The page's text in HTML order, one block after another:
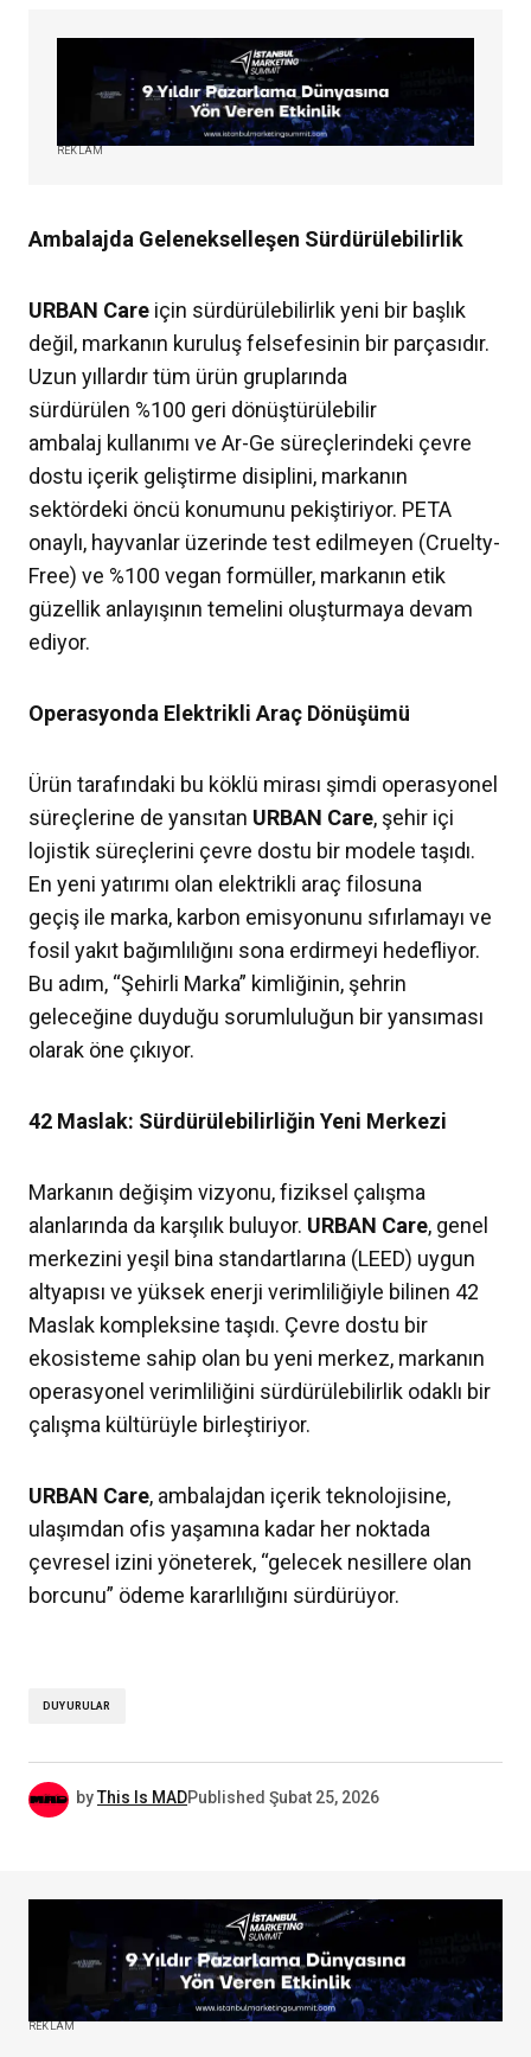
REKLAM
Ambalajda Gelenekselleşen Sürdürülebilirlik
URBAN Care için sürdürülebilirlik yeni bir başlık
değil, markanın kuruluş felsefesinin bir parçasıdır.
Uzun yıllardır tüm ürün gruplarında
sürdürülen %100 geri dönüştürülebilir
ambalaj kullanımı ve Ar-Ge süreçlerindeki çevre
dostu içerik geliştirme disiplini, markanın
sektördeki öncü konumunu pekiştiriyor. PETA
onaylı, hayvanlar üzerinde test edilmeyen (Cruelty-
Free) ve %100 vegan formüller, markanın etik
güzellik anlayışının temelini oluşturmaya devam
ediyor.
Operasyonda Elektrikli Araç Dönüşümü
Ürün tarafındaki bu köklü mirası şimdi operasyonel
süreçlerine de yansıtan URBAN Care, şehir içi
lojistik süreçlerini çevre dostu bir modele taşıdı.
En yeni yatırımı olan elektrikli araç filosuna
geçiş ile marka, karbon emisyonunu sıfırlamayı ve
fosil yakıt bağımlılığını sona erdirmeyi hedefliyor.
Bu adım, “Şehirli Marka” kimliğinin, şehrin
geleceğine duyduğu sorumluluğun bir yansıması
olarak öne çıkıyor.
42 Maslak: Sürdürülebilirliğin Yeni Merkezi
Markanın değişim vizyonu, fiziksel çalışma
alanlarında da karşılık buluyor. URBAN Care, genel
merkezini yeşil bina standartlarına (LEED) uygun
altyapısı ve yüksek enerji verimliliğiyle bilinen 42
Maslak kompleksine taşıdı. Çevre dostu bir
ekosisteme sahip olan bu yeni merkez, markanın
operasyonel verimliliğini sürdürülebilirlik odaklı bir
çalışma kültürüyle birleştiriyor.
URBAN Care, ambalajdan içerik teknolojisine,
ulaşımdan ofis yaşamına kadar her noktada
çevresel izini yöneterek, “gelecek nesillere olan
borcunu” ödeme kararlılığını sürdürüyor.
DUYURULAR
byThis Is MADPublished Şubat 25, 2026
REKLAM